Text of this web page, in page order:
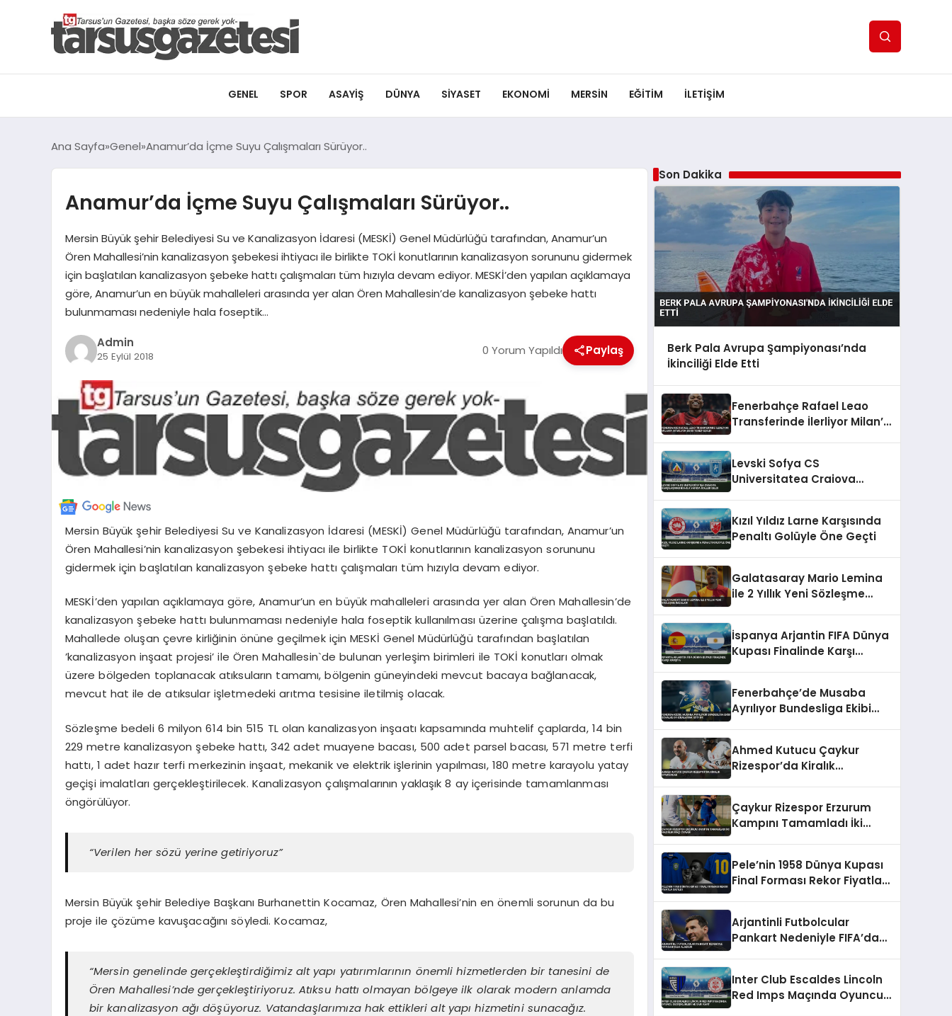
GENEL SPOR ASAYIŞ DÜNYA SIYASET EKONOMI MERSIN EĞITIM İLETIŞIM
Ana Sayfa Genel Anamur’da İçme Suyu Çalışmaları Sürüyor..
Anamur’da İçme Suyu Çalışmaları Sürüyor..
Mersin Büyük şehir Belediyesi Su ve Kanalizasyon İdaresi (MESKİ) Genel Müdürlüğü tarafından, Anamur’un
Ören Mahallesi’nin kanalizasyon şebekesi ihtiyacı ile birlikte TOKİ konutlarının kanalizasyon sorununu gidermek
için başlatılan kanalizasyon şebeke hattı çalışmaları tüm hızıyla devam ediyor. MESKİ’den yapılan açıklamaya
göre, Anamur’un en büyük mahalleleri arasında yer alan Ören Mahallesin’de kanalizasyon şebeke hattı
bulunmaması nedeniyle hala foseptik…
Admin
25 Eylül 2018 0 Yorum Yapıldı Paylaş
Mersin Büyük şehir Belediyesi Su ve Kanalizasyon İdaresi (MESKİ) Genel Müdürlüğü tarafından, Anamur’un
Ören Mahallesi’nin kanalizasyon şebekesi ihtiyacı ile birlikte TOKİ konutlarının kanalizasyon sorununu
gidermek için başlatılan kanalizasyon şebeke hattı çalışmaları tüm hızıyla devam ediyor.
MESKİ’den yapılan açıklamaya göre, Anamur’un en büyük mahalleleri arasında yer alan Ören Mahallesin’de
kanalizasyon şebeke hattı bulunmaması nedeniyle hala foseptik kullanılması üzerine çalışma başlatıldı.
Mahallede oluşan çevre kirliğinin önüne geçilmek için MESKİ Genel Müdürlüğü tarafından başlatılan
’kanalizasyon inşaat projesi’ ile Ören Mahallesin`de bulunan yerleşim birimleri ile TOKİ konutları olmak
üzere bölgeden toplanacak atıksuların tamamı, bölgenin güneyindeki mevcut bacaya bağlanacak,
mevcut hat ile de atıksular işletmedeki arıtma tesisine iletilmiş olacak.
Sözleşme bedeli 6 milyon 614 bin 515 TL olan kanalizasyon inşaatı kapsamında muhtelif çaplarda, 14 bin
229 metre kanalizasyon şebeke hattı, 342 adet muayene bacası, 500 adet parsel bacası, 571 metre terfi
hattı, 1 adet hazır terfi merkezinin inşaat, mekanik ve elektrik işlerinin yapılması, 180 metre karayolu yatay
geçişi imalatları gerçekleştirilecek. Kanalizasyon çalışmalarının yaklaşık 8 ay içerisinde tamamlanması
öngörülüyor.
“Verilen her sözü yerine getiriyoruz”
Mersin Büyük şehir Belediye Başkanı Burhanettin Kocamaz, Ören Mahallesi’nin en önemli sorunun da bu
proje ile çözüme kavuşacağını söyledi. Kocamaz,
“Mersin genelinde gerçekleştirdiğimiz alt yapı yatırımlarının önemli hizmetlerden bir tanesini de
Ören Mahallesi’nde gerçekleştiriyoruz. Atıksu hattı olmayan bölgeye ilk olarak modern anlamda
bir kanalizasyon ağı döşüyoruz. Vatandaşlarımıza hak ettikleri alt yapı hizmetini sunacağız.
Son Dakika
Berk Pala Avrupa Şampiyonası’nda
İkinciliği Elde Etti
Fenerbahçe Rafael Leao
Transferinde İlerliyor Milan’a
Levski Sofya CS
Universitatea Craiova
Kızıl Yıldız Larne Karşısında
Penaltı Golüyle Öne Geçti
Galatasaray Mario Lemina
ile 2 Yıllık Yeni Sözleşme
İspanya Arjantin FIFA Dünya
Kupası Finalinde Karşı
Fenerbahçe’de Musaba
Ayrılıyor Bundesliga Ekibi
Ahmed Kutucu Çaykur
Rizespor’da Kiralık
Çaykur Rizespor Erzurum
Kampını Tamamladı İki
Pele’nin 1958 Dünya Kupası
Final Forması Rekor Fiyatla
Arjantinli Futbolcular
Pankart Nedeniyle FIFA’dan
Inter Club Escaldes Lincoln
Red Imps Maçında Oyuncu